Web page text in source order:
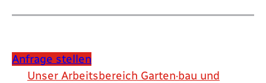
Anfrage stellen
Unser Arbeitsbereich Garten·bau und